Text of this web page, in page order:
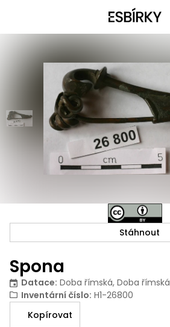
Spona
Datace: Doba římská, Doba římská
Inventární číslo: H1-26800
Kopírovat
Stáhnout